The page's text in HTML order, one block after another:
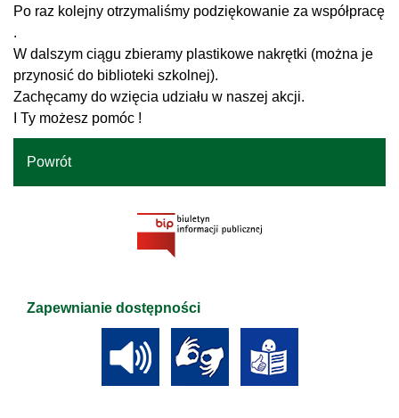
Po raz kolejny otrzymaliśmy podziękowanie za współpracę
.
W dalszym ciągu zbieramy plastikowe nakrętki (można je
przynosić do biblioteki szkolnej).
Zachęcamy do wzięcia udziału w naszej akcji.
I Ty możesz pomóc !
Powrót
Zapewnianie dostępności